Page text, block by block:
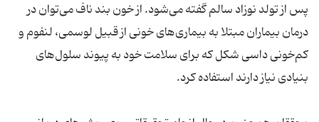
پس از تولد نوزاد سالم گفته می‌شود. از خون بند ناف می‌توان در
درمان بیماران مبتلا به بیماری‌های خونی از قبیل لوسمی، لنفوم و
کم‌خونی داسی شکل که برای سلامت خود به پیوند سلول‌های
بنیادی نیاز دارند استفاده کرد.